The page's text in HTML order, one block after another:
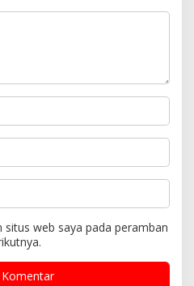
web saya pada peramban